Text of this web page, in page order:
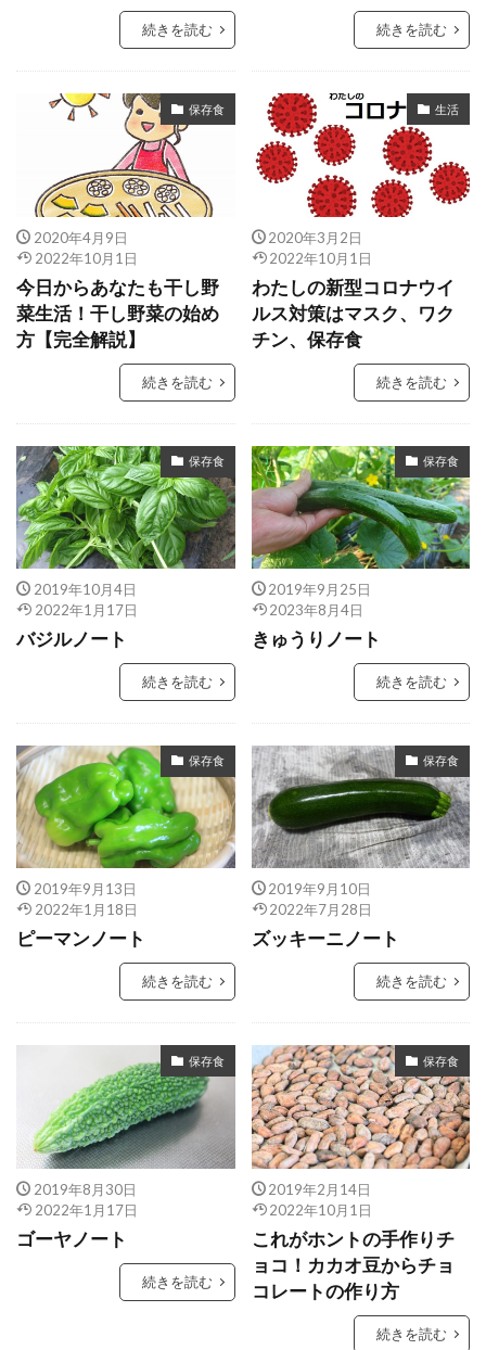
続きを読む 続きを読む
保存食
2020年4月9日
2022年10月1日
今日からあなたも干し野
菜生活！干し野菜の始め
方【完全解説】
続きを読む
生活
2020年3月2日
2022年10月1日
わたしの新型コロナウイ
ルス対策はマスク、ワク
チン、保存食
続きを読む
保存食
2019年10月4日
2022年1月17日
バジルノート
続きを読む
保存食
2019年9月25日
2023年8月4日
きゅうりノート
続きを読む
保存食
2019年9月13日
2022年1月18日
ピーマンノート
続きを読む
保存食
2019年9月10日
2022年7月28日
ズッキーニノート
続きを読む
保存食
2019年8月30日
2022年1月17日
ゴーヤノート
続きを読む
保存食
2019年2月14日
2022年10月1日
これがホントの手作りチ
ョコ！カカオ豆からチョ
コレートの作り方
続きを読む